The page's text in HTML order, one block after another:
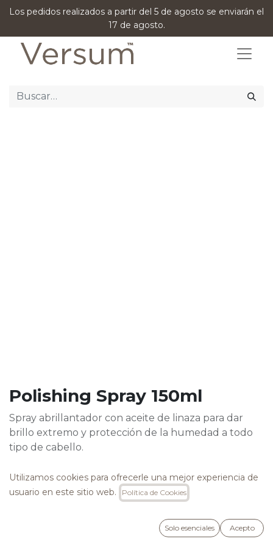
Los pedidos realizados a partir del 5 de agosto se enviarán el
17 de agosto.
Polishing Spray 150ml
Spray abrillantador con aceite de linaza para dar
brillo extremo y protección de la humedad a todo
tipo de cabello.
32,00€
Utilizamos cookies para ofrecerle una mejor experiencia de
usuario en este sitio web.
Política de Cookies
Solo esenciales Acepto